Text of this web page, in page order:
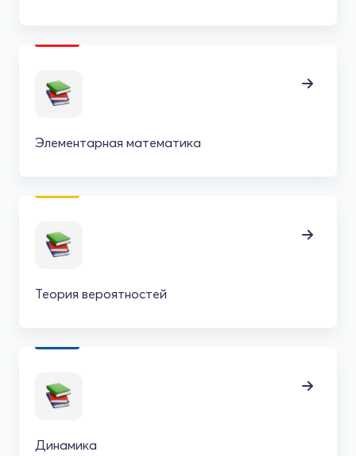
Элементарная математика
Теория вероятностей
Динамика